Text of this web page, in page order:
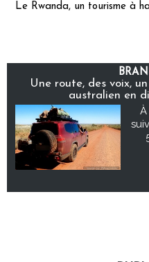
Le Rwanda, un tourisme à
Une route, des voix,
australien en